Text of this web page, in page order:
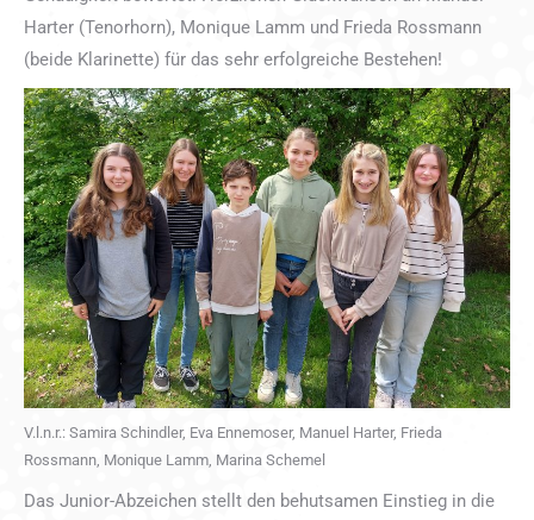
Harter (Tenorhorn), Monique Lamm und Frieda Rossmann
(beide Klarinette) für das sehr erfolgreiche Bestehen!
V.l.n.r.: Samira Schindler, Eva Ennemoser, Manuel Harter, Frieda
Rossmann, Monique Lamm, Marina Schemel
Das Junior-Abzeichen stellt den behutsamen Einstieg in die